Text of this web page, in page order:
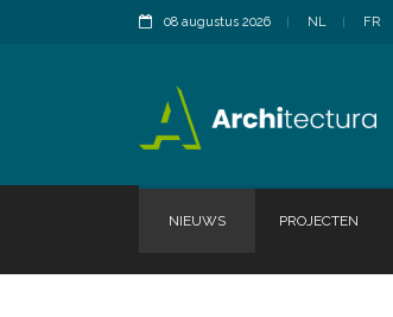
08 augustus 2026 NL FR
NIEUWS PROJECTEN